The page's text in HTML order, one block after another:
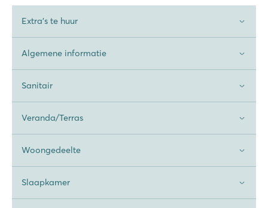
Extra's te huur
Algemene informatie
Sanitair
Veranda/Terras
Woongedeelte
Slaapkamer